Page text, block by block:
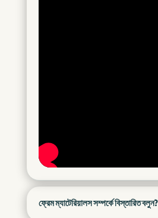
ফ্রেম ম্যাটেরিয়ালস সম্পর্কে বিস্তারিত বলুন?